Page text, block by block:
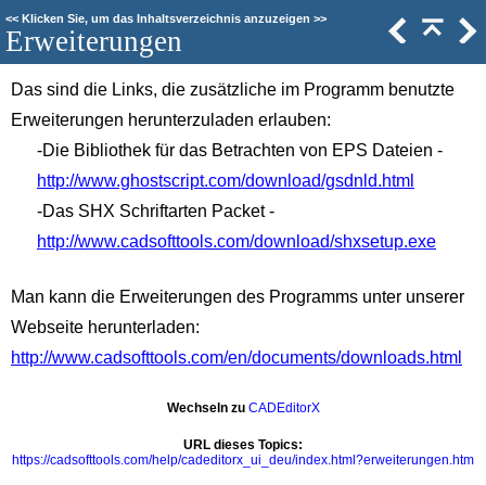
<< Klicken Sie, um das Inhaltsverzeichnis anzuzeigen >>
Erweiterungen
Das sind die Links, die zusätzliche im Programm benutzte
Erweiterungen herunterzuladen erlauben:
-Die Bibliothek für das Betrachten von EPS Dateien -
http://www.ghostscript.com/download/gsdnld.html
-Das SHX Schriftarten Packet -
http://www.cadsofttools.com/download/shxsetup.exe
Man kann die Erweiterungen des Programms unter unserer
Webseite herunterladen:
http://www.cadsofttools.com/en/documents/downloads.html
Wechseln zu CADEditorX
URL dieses Topics:
https://cadsofttools.com/help/cadeditorx_ui_deu/index.html?erweiterungen.htm